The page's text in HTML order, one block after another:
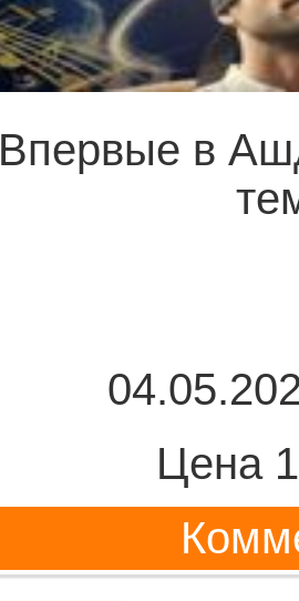
Впервые в
Цена